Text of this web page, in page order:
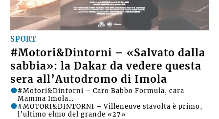
SPORT
#Motori&Dintorni – «Salvato dalla
sabbia»: la Dakar da vedere questa
sera all’Autodromo di Imola
#Motori&Dintorni – Caro Babbo Formula, cara
Mamma Imola…
#MOTORI&DINTORNI – Villeneuve stavolta è primo,
l’ultimo elmo del grande «27»